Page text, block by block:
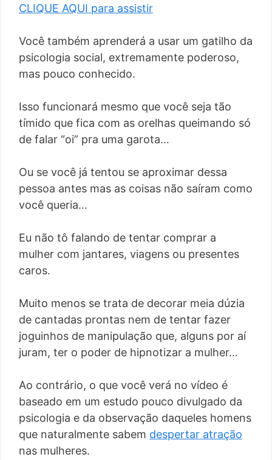
CLIQUE AQUI para assistir
Você também aprenderá a usar um gatilho da
psicologia social, extremamente poderoso,
mas pouco conhecido.
Isso funcionará mesmo que você seja tão
tímido que fica com as orelhas queimando só
de falar “oi” pra uma garota…
Ou se você já tentou se aproximar dessa
pessoa antes mas as coisas não saíram como
você queria…
Eu não tô falando de tentar comprar a
mulher com jantares, viagens ou presentes
caros.
Muito menos se trata de decorar meia dúzia
de cantadas prontas nem de tentar fazer
joguinhos de manipulação que, alguns por aí
juram, ter o poder de hipnotizar a mulher…
Ao contrário, o que você verá no vídeo é
baseado em um estudo pouco divulgado da
psicologia e da observação daqueles homens
que naturalmente sabem despertar atração
nas mulheres.